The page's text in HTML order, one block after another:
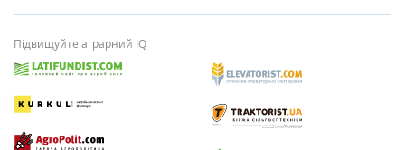
Підвищуйте аграрний IQ